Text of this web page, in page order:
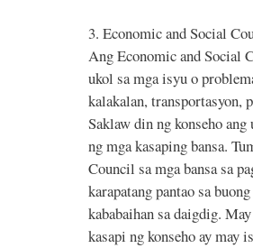
3. Economic and Social
Ang Economic and Social
ukol sa mga isyu o
kalakalan, transportasyon,
Saklaw din ng konseho
ng mga kasaping bansa.
Council sa mga bansa sa
karapatang pantao sa
kababaihan sa daigdig.
kasapi ng konseho ay may